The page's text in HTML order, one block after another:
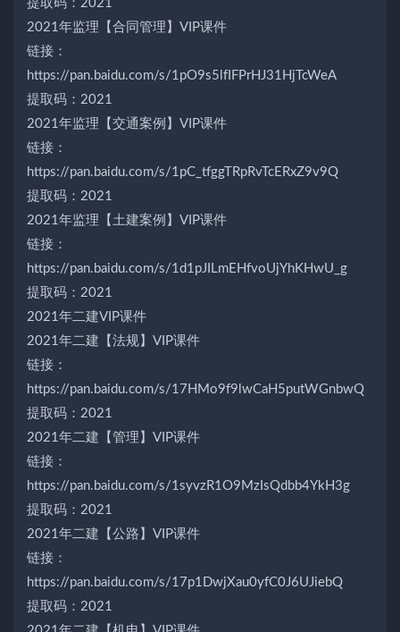
提取码：2021
2021年监理【合同管理】VIP课件
链接：
https://pan.baidu.com/s/1pO9s5lfIFPrHJ31HjTcWeA
提取码：2021
2021年监理【交通案例】VIP课件
链接：
https://pan.baidu.com/s/1pC_tfggTRpRvTcERxZ9v9Q
提取码：2021
2021年监理【土建案例】VIP课件
链接：
https://pan.baidu.com/s/1d1pJILmEHfvoUjYhKHwU_g
提取码：2021
2021年二建VIP课件
2021年二建【法规】VIP课件
链接：
https://pan.baidu.com/s/17HMo9f9lwCaH5putWGnbwQ
提取码：2021
2021年二建【管理】VIP课件
链接：
https://pan.baidu.com/s/1syvzR1O9MzIsQdbb4YkH3g
提取码：2021
2021年二建【公路】VIP课件
链接：
https://pan.baidu.com/s/17p1DwjXau0yfC0J6UJiebQ
提取码：2021